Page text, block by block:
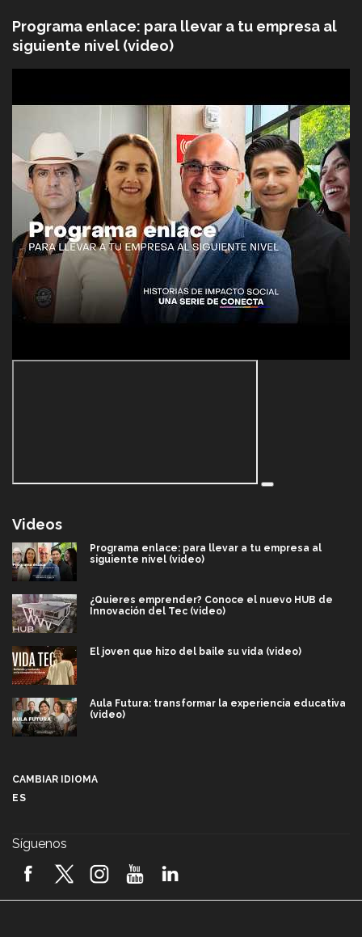
Programa enlace: para llevar a tu empresa al
siguiente nivel (video)
Videos
Programa enlace: para llevar a tu empresa al
siguiente nivel (video)
¿Quieres emprender? Conoce el nuevo HUB de
Innovación del Tec (video)
El joven que hizo del baile su vida (video)
Aula Futura: transformar la experiencia educativa
(video)
2026! (video)
CAMBIAR IDIOMA
ES
Síguenos